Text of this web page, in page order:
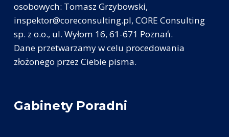
osobowych: Tomasz Grzybowski,
inspektor@coreconsulting.pl, CORE Consulting
sp. z o.o., ul. Wyłom 16, 61-671 Poznań.
Dane przetwarzamy w celu procedowania
złożonego przez Ciebie pisma.
Gabinety Poradni